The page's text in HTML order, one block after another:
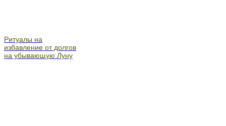
Ритуалы на
избавление от долгов
на убывающую Луну